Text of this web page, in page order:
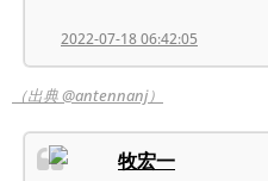
2022-07-18 06:42:05
（出典 @antennanj）
牧宏一